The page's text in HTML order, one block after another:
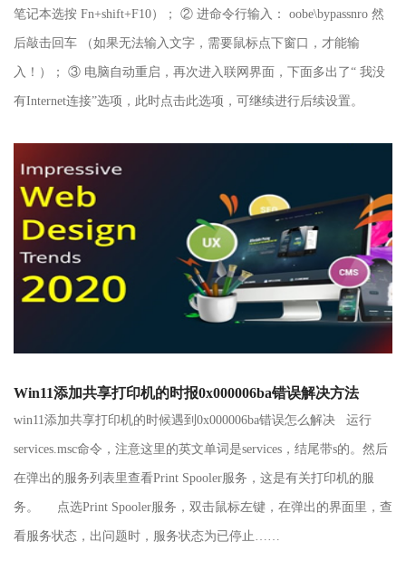
笔记本选按 Fn+shift+F10）； ② 进命令行输入： oobe\bypassnro 然
后敲击回车 （如果无法输入文字，需要鼠标点下窗口，才能输
入！）； ③ 电脑自动重启，再次进入联网界面，下面多出了“ 我没
有Internet连接”选项，此时点击此选项，可继续进行后续设置。
Win11添加共享打印机的时报0x000006ba错误解决方法
win11添加共享打印机的时候遇到0x000006ba错误怎么解决 运行
services.msc命令，注意这里的英文单词是services，结尾带s的。然后
在弹出的服务列表里查看Print Spooler服务，这是有关打印机的服
务。 点选Print Spooler服务，双击鼠标左键，在弹出的界面里，查
看服务状态，出问题时，服务状态为已停止……